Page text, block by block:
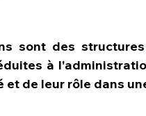
sont des
à
de leur rôle dans